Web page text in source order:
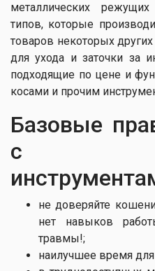
металлических
типов, которые
товаров некоторых
для ухода и заточки за
подходящие по цене и
косами и прочим
Базовые
с
не доверяйте
нет навыков
травмы!;
наилучшее время